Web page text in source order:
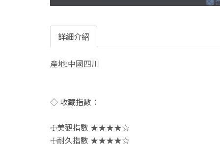
詳細介紹
產地:中國四川
◇ 收藏指數：
☩美觀指數 ★★★★☆
☩耐久指數 ★★★★☆